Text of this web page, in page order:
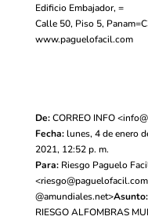
Edificio Embajador, =
Calle 50, Piso 5,
www.paguelofacil.com
De: CORREO INFO <
Fecha: lunes, 4 de enero
2021, 12:52 p. m.
Para: Riesgo Paguelo
<riesgo@paguelofacil.com
@amundiales.net>Asunto:
RIESGO ALFOMBRAS